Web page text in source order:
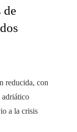
de
reducida, con
adriático
a la crisis